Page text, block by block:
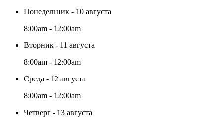
Понедельник - 10 августа
8:00am - 12:00am
Вторник - 11 августа
8:00am - 12:00am
Среда - 12 августа
8:00am - 12:00am
Четверг - 13 августа